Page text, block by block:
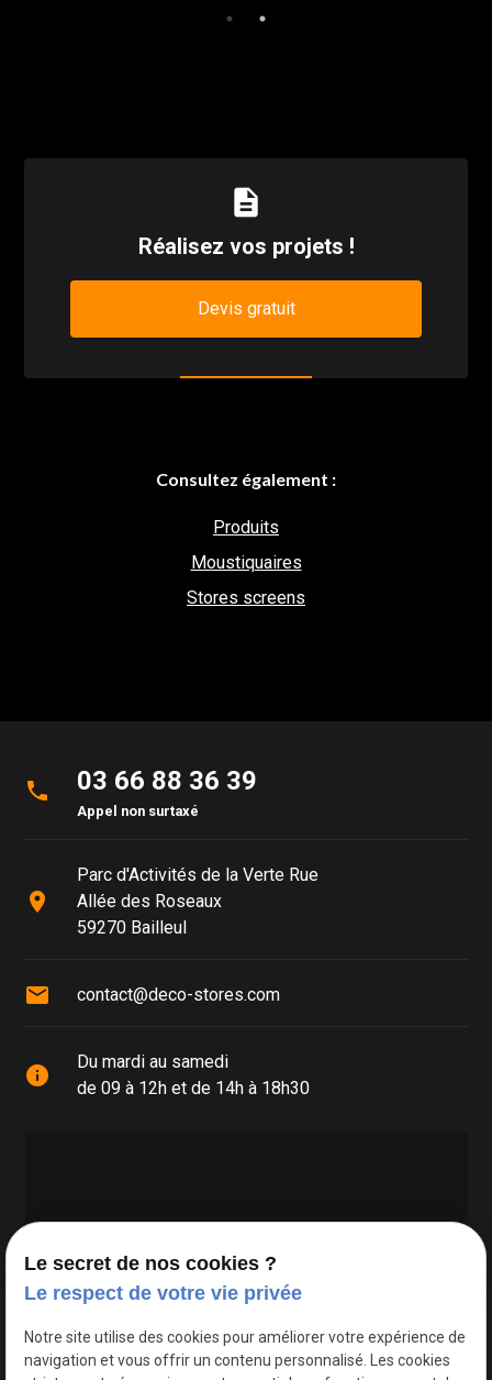
description
Réalisez vos projets !
Devis gratuit
Consultez également :
Produits
Moustiquaires
Stores screens
phone 03 66 88 36 39
Appel non surtaxé
place
Parc d'Activités de la Verte Rue
Allée des Roseaux
59270 Bailleul
mail contact@deco-stores.com
info
Du mardi au samedi
de 09 à 12h et de 14h à 18h30
Google Maps Search API est désactivé.
Le secret de nos cookies ?
Le respect de votre vie privée
Notre site utilise des cookies pour améliorer votre expérience de
navigation et vous offrir un contenu personnalisé. Les cookies